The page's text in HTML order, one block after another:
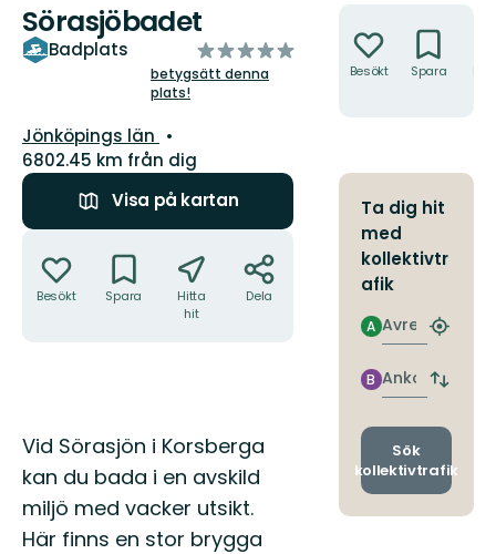
Sörasjöbadet
Badplats
av
5
betygsätt denna
plats!
Län:
Jönköpings län
6802.45 km från dig
Visa på kartan
Besökt Spara
Hitta
hit
Dela
Beskrivning
Vid Sörasjön i Korsberga
kan du bada i en avskild
miljö med vacker utsikt.
Här finns en stor brygga
Besökt Spara
Ta dig hit
med
kollektivtr
afik
Avresa
A
Hitta
Ankomst
B
Byt
och
Sök
kollektivtrafik